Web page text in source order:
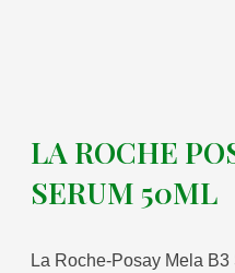
LA ROCHE
SERUM 50ML
La Roche-Posay Mela